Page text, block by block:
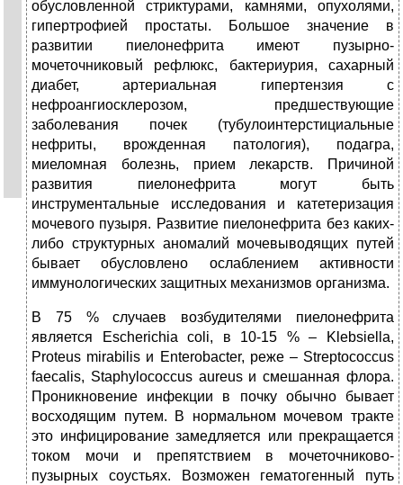
обусловленной стриктурами, камнями, опухолями,
гипертрофией простаты. Большое значение в
развитии пиелонефрита имеют пузырно-
мочеточниковый рефлюкс, бактериурия, сахарный
диабет, артериальная гипертензия с
нефроангиосклерозом, предшествующие
заболевания почек (тубулоинтерстициальные
нефриты, врожденная патология), подагра,
миеломная болезнь, прием лекарств. Причиной
развития пиелонефрита могут быть
инструментальные исследования и катетеризация
мочевого пузыря. Развитие пиелонефрита без каких-
либо структурных аномалий мочевыводящих путей
бывает обусловлено ослаблением активности
иммунологических защитных механизмов организма.
В 75 % случаев возбудителями пиелонефрита
является Escherichia coli, в 10-15 % – Klebsiella,
Proteus mirabilis и Enterobacter, реже – Streptococcus
faecalis, Staphylococcus aureus и смешанная флора.
Проникновение инфекции в почку обычно бывает
восходящим путем. В нормальном мочевом тракте
это инфицирование замедляется или прекращается
током мочи и препятствием в мочеточниково-
пузырных соустьях. Возможен гематогенный путь